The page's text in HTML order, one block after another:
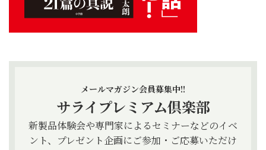
メールマガジン会員募集中!!
サライプレミアム倶楽部
新製品体験会や専門家によるセミナーなどのイベ
ント、プレゼント企画にご参加・ご応募いただけ